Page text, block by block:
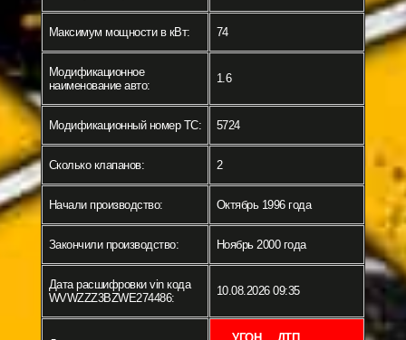
Максимум мощности в кВт: 74
Модификационное
наименование авто:
1.6
Модификационный номер ТС: 5724
Сколько клапанов: 2
Начали производство: Октябрь 1996 года
Закончили производство: Ноябрь 2000 года
Дата расшифровки vin кода
WVWZZZ3BZWE274486:
10.08.2026 09:35